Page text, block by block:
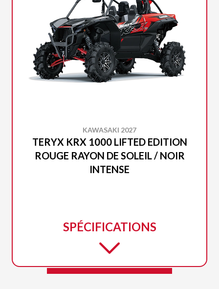
KAWASAKI 2027
TERYX KRX 1000 LIFTED EDITION
ROUGE RAYON DE SOLEIL / NOIR
INTENSE
SPÉCIFICATIONS